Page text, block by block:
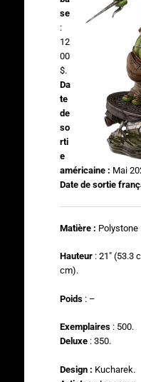
se
:
12
00
$.
Da
te
de
so
rti
e
américaine : Mai
Date de sortie
Matière : Polystone
Hauteur : 21″ (53.3
cm).
Poids: –
Exemplaires : 500.
Deluxe: 350.
Design : Kucharek.